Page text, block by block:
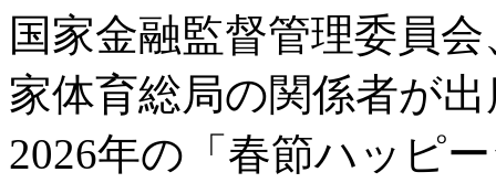
国家金融監督管理委員
家体育総局の関係者が
2026年の「春節ハッピ